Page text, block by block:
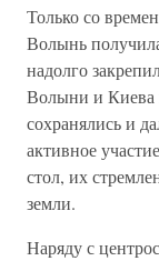
Только со
Волынь
надолго
Волыни и Киева
сохранялись и
активное
стол, их
земли.
Наряду с